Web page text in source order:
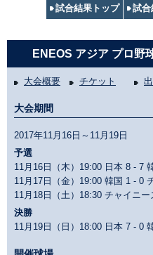
試合結果トップ 試合
ENEOS アジア プロ野
大会概要 チケット
大会期間
2017年11月16日～11月19日
予選
11月16日（木）19:00 日本 8 - 7
11月17日（金）19:00 韓国 1 - 0
11月18日（土）18:30 チャイニー
決勝
11月19日（日）18:00 日本 7 - 0